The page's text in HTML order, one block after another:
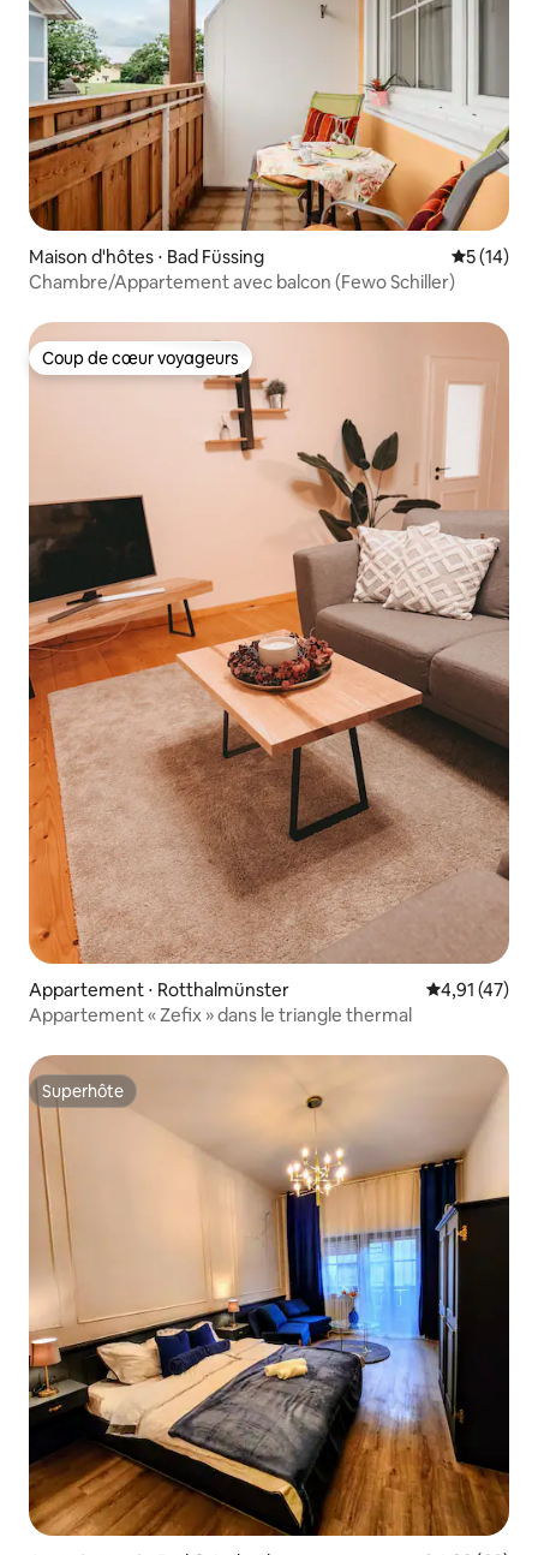
Maison d'hôtes ⋅ Bad Füssing
5 (14)
Chambre/Appartement avec balcon (Fewo Schiller)
Coup de cœur voyageurs
Coup de cœur voyageurs
Appartement ⋅ Rotthalmünster Évaluation
4,91 (47)
Appartement « Zefix » dans le triangle thermal
Superhôte
Superhôte